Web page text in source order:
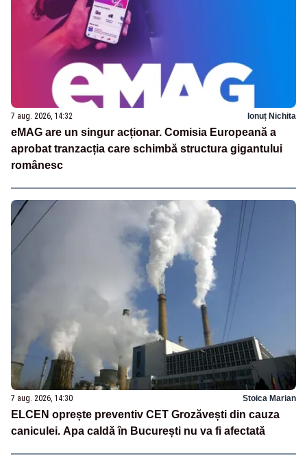
7 aug. 2026, 14:32 Ionuț Nichita
eMAG are un singur acționar. Comisia Europeană a
aprobat tranzacția care schimbă structura gigantului
românesc
7 aug. 2026, 14:30 Stoica Marian
ELCEN oprește preventiv CET Grozăvești din cauza
caniculei. Apa caldă în București nu va fi afectată